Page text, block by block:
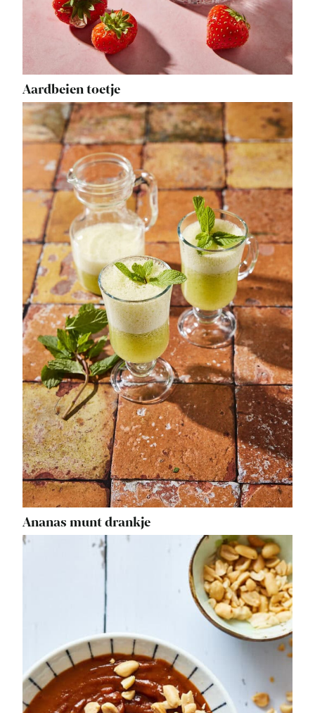
Aardbeien toetje
Ananas munt drankje